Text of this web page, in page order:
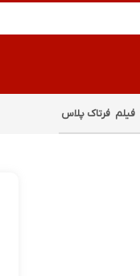
فیلم فرتاک پلاس